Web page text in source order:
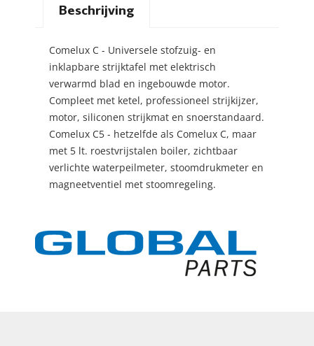
Beschrijving
Comelux C - Universele stofzuig- en
inklapbare strijktafel met elektrisch
verwarmd blad en ingebouwde motor.
Compleet met ketel, professioneel strijkijzer,
motor, siliconen strijkmat en snoerstandaard.
Comelux C5 - hetzelfde als Comelux C, maar
met 5 lt. roestvrijstalen boiler, zichtbaar
verlichte waterpeilmeter, stoomdrukmeter en
magneetventiel met stoomregeling.